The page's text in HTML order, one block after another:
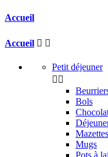
Accueil
Accueil  
Petit déjeuner
 
Bols
Mazettes
Mugs
Pots à